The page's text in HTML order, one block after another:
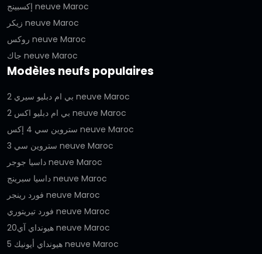
إكسبينج neuve Maroc
زيكر neuve Maroc
روكس neuve Maroc
جاك neuve Maroc
Modèles neufs populaires
بي ام دبليو سيري 2 neuve Maroc
بي ام دبليو اكس 2 neuve Maroc
ستروين سي 4 إكس neuve Maroc
ستروين سي 3 neuve Maroc
داسيا جوجر neuve Maroc
داسيا سبرينج neuve Maroc
فورد رينجر neuve Maroc
فورد تيريتوري neuve Maroc
هيونداي آي20 neuve Maroc
هيونداي أيونيك 5 neuve Maroc